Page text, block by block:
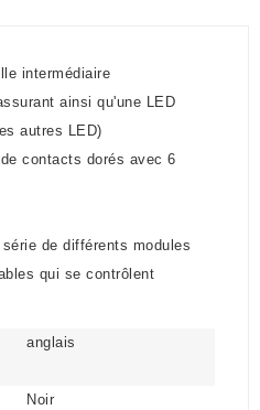
intermédiaire
ainsi qu'une LED
autres LED)
contacts dorés avec 6
de différents modules
qui se contrôlent
anglais
Noir